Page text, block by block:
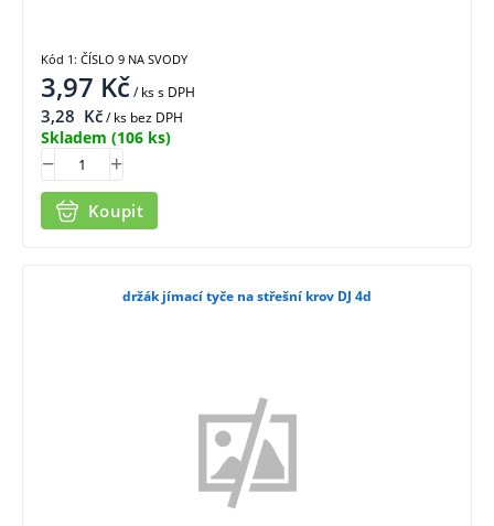
3,97 Kč/ kss DPH
3,28 Kč/ ks bez DPH
Skladem (106 ks)
Koupit
Kód 1: ČÍSLO 9 NA SVODY
držák jímací tyče na střešní krov DJ 4d